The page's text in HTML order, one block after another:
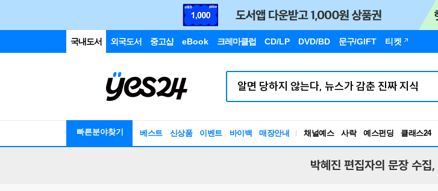
국내도서 외국도서 중고샵 eBook 크레마클럽 CD/LP DVD/BD 문구/GIFT 티켓
빠른분야찾기 베스트 신상품 이벤트 바이백 매장안내 채널예스 사락 예스펀딩 클래스24
박혜진 편집자의 문장 수집,